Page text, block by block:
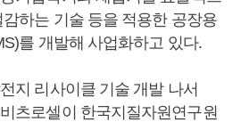
하는 기술 등을 적용한 공장용
를 개발해 사업화하고 있다.
지 리사이클 기술 개발 나서
츠로셀이 한국지질자원연구원